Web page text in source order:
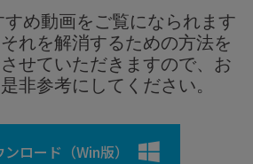
for Mac
AI
ータを制限なく完全復元
ション 新着
オ
確認
活用
ログイン
め動画をご覧になられます
れを解消するための方法を
せていただきますので、お
非参考にしてください。
ロード（Win版）